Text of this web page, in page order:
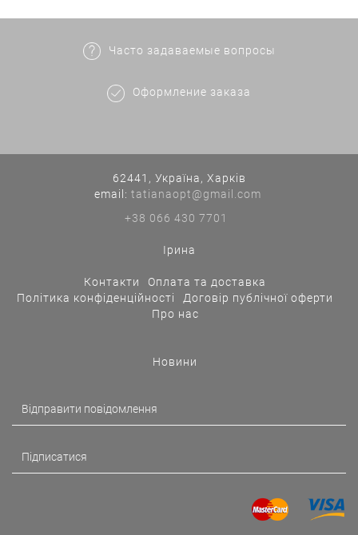
Часто задаваемые вопросы
Оформление заказа
62441, Україна, Харків
еmail: tatianaopt@gmail.com
+38 066 430 7701
Ірина
Контакти
Оплата та доставка
Політика конфіденційності
Договір публічної оферти
Про нас
Новини